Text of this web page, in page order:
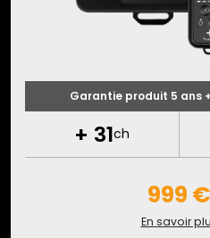
Garantie produit 5 ans
+ 31ch
999 €
En savoir